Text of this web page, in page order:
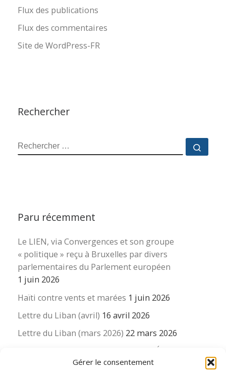
Gérer le consentement
Flux des publications
Flux des commentaires
Site de WordPress-FR
Rechercher
RECHERCHER
Paru récemment
Le LIEN, via Convergences et son groupe
« politique » reçu à Bruxelles par divers
parlementaires du Parlement européen
1 juin 2026
Haïti contre vents et marées 1 juin 2026
Lettre du Liban (avril) 16 avril 2026
Lettre du Liban (mars 2026) 22 mars 2026
La revue « Educateur » décapitée ? L’Éducation
nouvelle et ses liens avec la revue du Syndicat